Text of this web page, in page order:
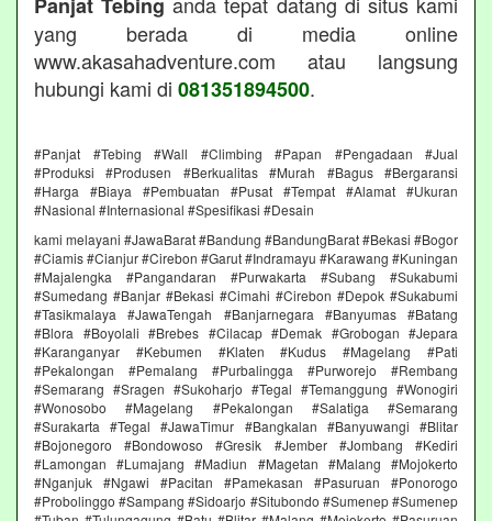
yang berada di media online
www.akasahadventure.com atau langsung
hubungi kami di 081351894500.
#Panjat #Tebing #Wall #Climbing #Papan #Pengadaan #Jual
#Produksi #Produsen #Berkualitas #Murah #Bagus #Bergaransi
#Harga #Biaya #Pembuatan #Pusat #Tempat #Alamat #Ukuran
#Nasional #Internasional #Spesifikasi #Desain
kami melayani #JawaBarat #Bandung #BandungBarat #Bekasi #Bogor
#Ciamis #Cianjur #Cirebon #Garut #Indramayu #Karawang #Kuningan
#Majalengka #Pangandaran #Purwakarta #Subang #Sukabumi
#Sumedang #Banjar #Bekasi #Cimahi #Cirebon #Depok #Sukabumi
#Tasikmalaya #JawaTengah #Banjarnegara #Banyumas #Batang
#Blora #Boyolali #Brebes #Cilacap #Demak #Grobogan #Jepara
#Karanganyar #Kebumen #Klaten #Kudus #Magelang #Pati
#Pekalongan #Pemalang #Purbalingga #Purworejo #Rembang
#Semarang #Sragen #Sukoharjo #Tegal #Temanggung #Wonogiri
#Wonosobo #Magelang #Pekalongan #Salatiga #Semarang
#Surakarta #Tegal #JawaTimur #Bangkalan #Banyuwangi #Blitar
#Bojonegoro #Bondowoso #Gresik #Jember #Jombang #Kediri
#Lamongan #Lumajang #Madiun #Magetan #Malang #Mojokerto
#Nganjuk #Ngawi #Pacitan #Pamekasan #Pasuruan #Ponorogo
#Probolinggo #Sampang #Sidoarjo #Situbondo #Sumenep #Sumenep